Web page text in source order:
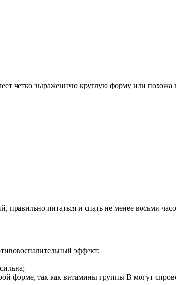
четко выраженную круглую форму или похожа
правильно питаться и спать не менее восьми
эффект;
форме, так как витамины группы В могут